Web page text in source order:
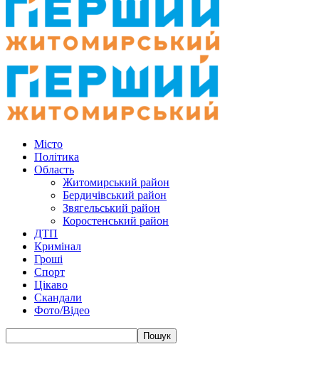
Місто
Політика
Область
Житомирський район
Бердичівський район
Звягельський район
Коростенський район
ДТП
Кримінал
Гроші
Спорт
Цікаво
Скандали
Фото/Відео